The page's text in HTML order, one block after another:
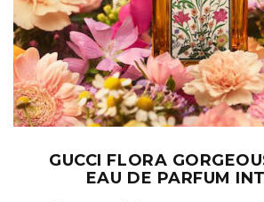
GUCCI FLORA
EAU DE PARFUM